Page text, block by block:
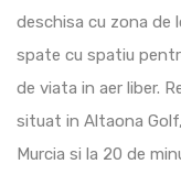
deschisa cu zona de
spate cu spatiu
de viata in aer liber.
situat in Altaona
Murcia si la 20 de